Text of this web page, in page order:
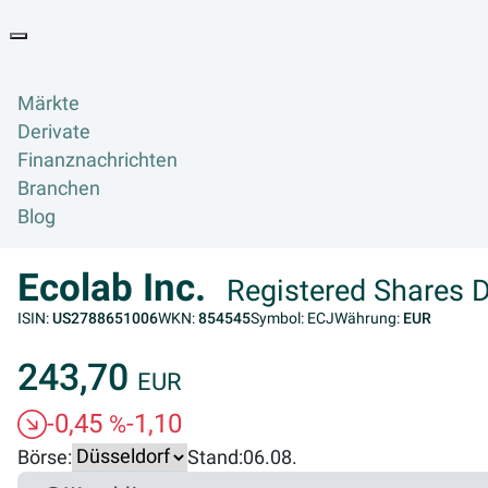
Märkte
Derivate
Finanznachrichten
Branchen
Blog
Ecolab Inc. Registered Shares
ISIN:US2788651006WKN:854545Symbol: ECJWährung: EUR
243,70 EUR
-0,45 %-1,10
Börse: Stand:06.08.